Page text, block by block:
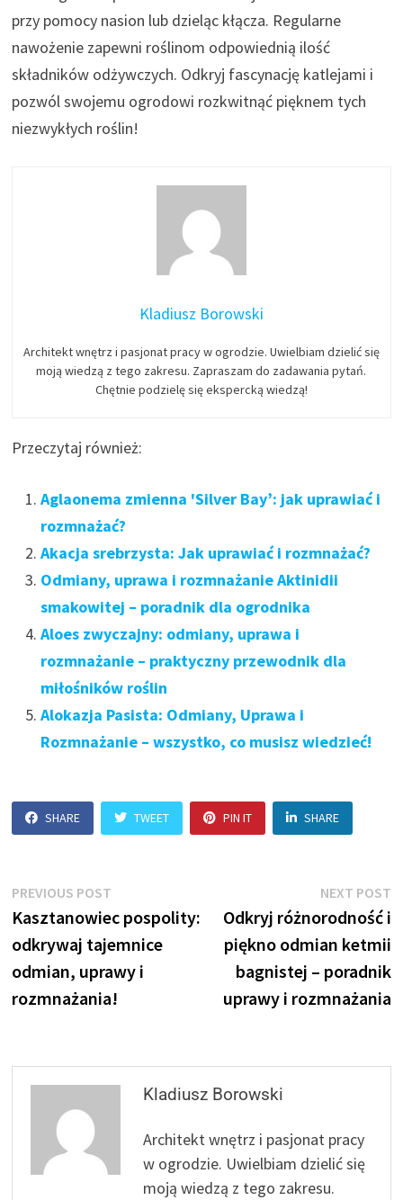
przy pomocy nasion lub dzieląc kłącza. Regularne
nawożenie zapewni roślinom odpowiednią ilość
składników odżywczych. Odkryj fascynację katlejami i
pozwól swojemu ogrodowi rozkwitnąć pięknem tych
niezwykłych roślin!
Kladiusz Borowski
Architekt wnętrz i pasjonat pracy w ogrodzie. Uwielbiam dzielić się
moją wiedzą z tego zakresu. Zapraszam do zadawania pytań.
Chętnie podzielę się ekspercką wiedzą!
Przeczytaj również:
Aglaonema zmienna 'Silver Bay’: jak uprawiać i
rozmnażać?
Akacja srebrzysta: Jak uprawiać i rozmnażać?
Odmiany, uprawa i rozmnażanie Aktinidii
smakowitej – poradnik dla ogrodnika
Aloes zwyczajny: odmiany, uprawa i
rozmnażanie – praktyczny przewodnik dla
miłośników roślin
Alokazja Pasista: Odmiany, Uprawa i
Rozmnażanie – wszystko, co musisz wiedzieć!
SHARE TWEET PIN IT SHARE
Nawigacja
wpisu
PREVIOUS POST
post:
Kasztanowiec pospolity:
odkrywaj tajemnice
odmian, uprawy i
rozmnażania!
NEXT POST
Odkryj różnorodność i
piękno odmian ketmii
bagnistej – poradnik
uprawy i rozmnażania
Kladiusz Borowski
Architekt wnętrz i pasjonat pracy
w ogrodzie. Uwielbiam dzielić się
moją wiedzą z tego zakresu.